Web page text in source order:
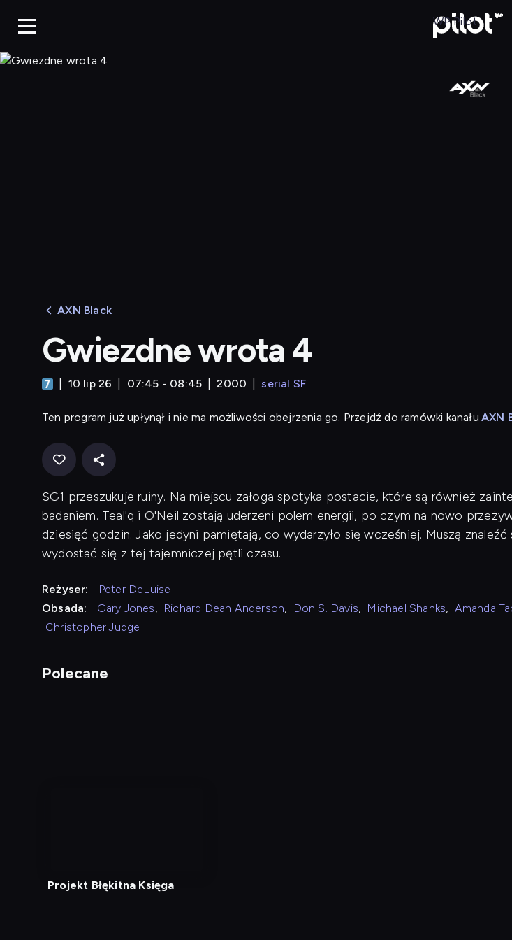
WP Pilot
AXN Black
Gwiezdne wrota 4
10 lip 26 07:45 - 08:45 2000 serial SF
Ten program już upłynął i nie ma możliwości obejrzenia go. Przejdź do ramówki kanału AXN
SG1 przeszukuje ruiny. Na miejscu załoga spotyka postacie, które są również
badaniem. Teal'q i O'Neil zostają uderzeni polem energii, po czym na nowo
dziesięć godzin. Jako jedyni pamiętają, co wydarzyło się wcześniej. Muszą znaleźć
wydostać się z tej tajemniczej pętli czasu.
Reżyser:
Peter DeLuise
Obsada:
Gary Jones, Richard Dean Anderson, Don S. Davis, Michael Shanks, Amanda
Christopher Judge
Polecane
Projekt Błękitna Księga